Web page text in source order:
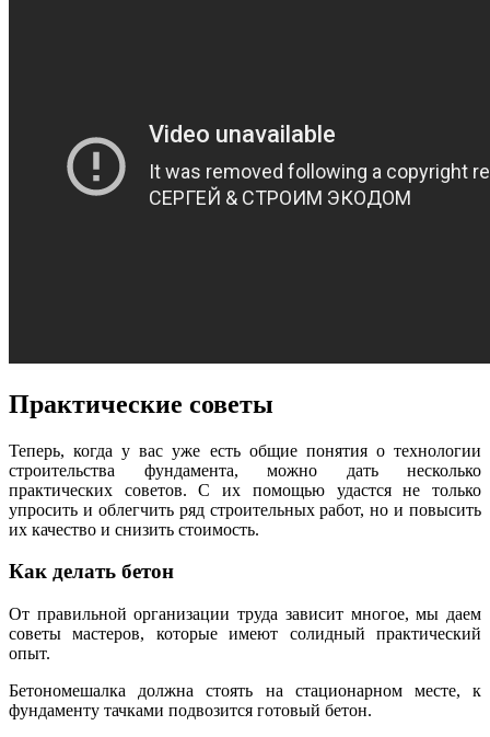
Практические советы
Теперь, когда у вас уже есть общие понятия о технологии
строительства фундамента, можно дать несколько
практических советов. С их помощью удастся не только
упросить и облегчить ряд строительных работ, но и повысить
их качество и снизить стоимость.
Как делать бетон
От правильной организации труда зависит многое, мы даем
советы мастеров, которые имеют солидный практический
опыт.
Бетономешалка должна стоять на стационарном месте, к
фундаменту тачками подвозится готовый бетон.